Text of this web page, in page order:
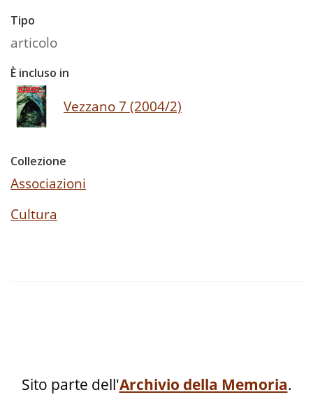
Tipo
articolo
È incluso in
Vezzano 7 (2004/2)
Collezione
Associazioni
Cultura
Sito parte dell'Archivio della Memoria.